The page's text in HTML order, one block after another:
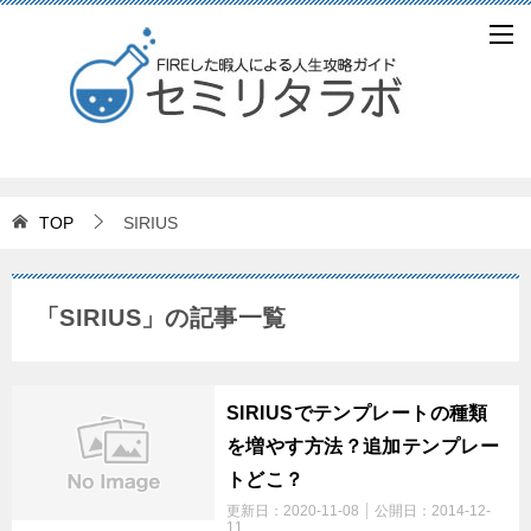
TOP SIRIUS
「SIRIUS」の記事一覧
SIRIUSでテンプレートの種類
を増やす方法？追加テンプレー
トどこ？
更新日： 2020-11-08 公開日： 2014-12-
11